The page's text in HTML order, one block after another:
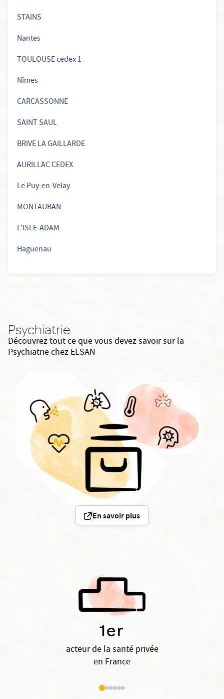
STAINS
Nantes
TOULOUSE cedex 1
Nîmes
CARCASSONNE
SAINT SAUL
BRIVE LA GAILLARDE
AURILLAC CEDEX
Le Puy-en-Velay
MONTAUBAN
L'ISLE-ADAM
Haguenau
Psychiatrie
Découvrez tout ce que vous devez savoir sur la
Psychiatrie chez ELSAN
En savoir plus
1er
acteur de la santé privée
en France